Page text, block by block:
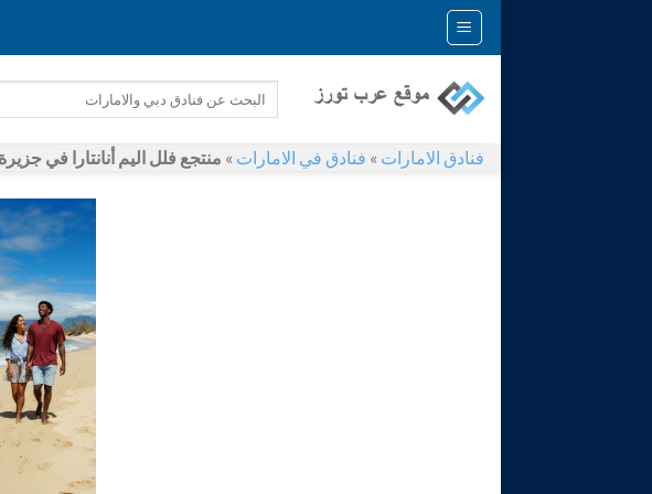
Skip
فنادق الامارات » فنادق في الامارات » منتجع فلل اليم أنانتارا في